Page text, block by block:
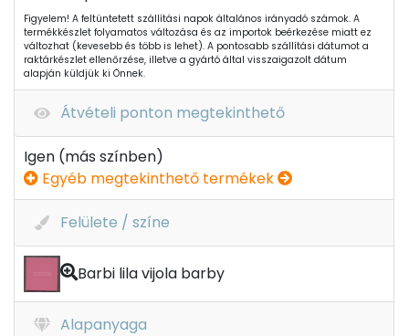
Figyelem! A feltüntetett szállítási napok általános irányadó számok. A
termékkészlet folyamatos változása és az importok beérkezése miatt ez
változhat (kevesebb és több is lehet). A pontosabb szállítási dátumot a
raktárkészlet ellenőrzése, illetve a gyártó által visszaigazolt dátum
alapján küldjük ki Önnek.
Átvételi ponton megtekinthető
Igen (más színben)
Egyéb megtekinthető termékek
Felülete / színe
Barbi lila vijola barby
Alapanyaga